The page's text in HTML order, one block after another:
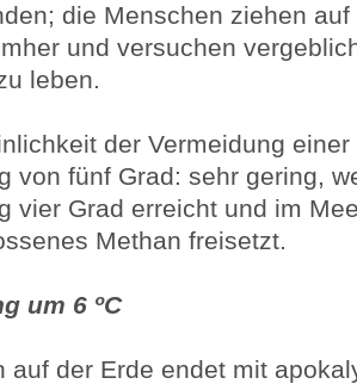
die Menschen ziehen
und versuchen
leben.
der Vermeidung einer
von fünf Grad: sehr gering,
vier Grad erreicht und im
Methan freisetzt.
um 6 ºC
auf der Erde endet mit